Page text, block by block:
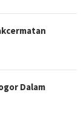
Dalam